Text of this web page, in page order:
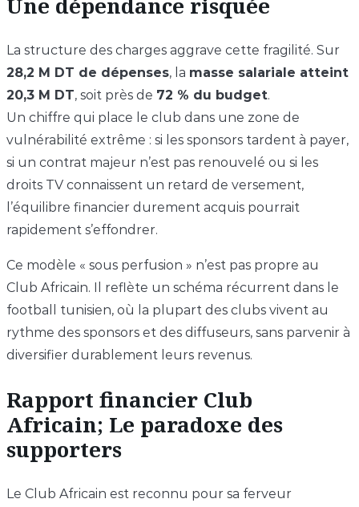
La structure des charges aggrave cette fragilité. Sur
28,2 M DT de dépenses, la masse salariale atteint
20,3 M DT, soit près de 72 % du budget.
Un chiffre qui place le club dans une zone de
vulnérabilité extrême : si les sponsors tardent à payer,
si un contrat majeur n’est pas renouvelé ou si les
droits TV connaissent un retard de versement,
l’équilibre financier durement acquis pourrait
rapidement s’effondrer.
Ce modèle « sous perfusion » n’est pas propre au
Club Africain. Il reflète un schéma récurrent dans le
football tunisien, où la plupart des clubs vivent au
rythme des sponsors et des diffuseurs, sans parvenir à
diversifier durablement leurs revenus.
Rapport financier Club
Africain; Le paradoxe des
supporters
Le Club Africain est reconnu pour sa ferveur